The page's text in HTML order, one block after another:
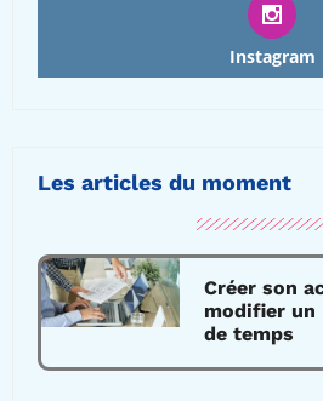
Instagram
Les articles du moment
Créer son
modifier un
de temps